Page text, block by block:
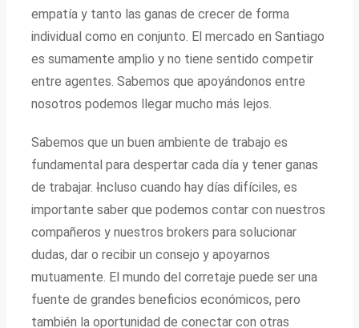
empatía y tanto las ganas de crecer de forma
individual como en conjunto. El mercado en Santiago
es sumamente amplio y no tiene sentido competir
entre agentes. Sabemos que apoyándonos entre
nosotros podemos llegar mucho más lejos.
Sabemos que un buen ambiente de trabajo es
fundamental para despertar cada día y tener ganas
de trabajar.Incluso cuando hay días difíciles, es
importante saber que podemos contar con nuestros
compañeros y nuestros brokers para solucionar
dudas, dar o recibir un consejo y apoyarnos
mutuamente. El mundo del corretaje puede ser una
fuente de grandes beneficios económicos, pero
también la oportunidad de conectar con otras